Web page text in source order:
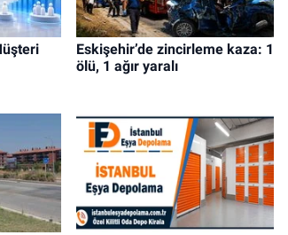
Eskişehir’de zincirleme kaza: 1
ölü, 1 ağır yaralı